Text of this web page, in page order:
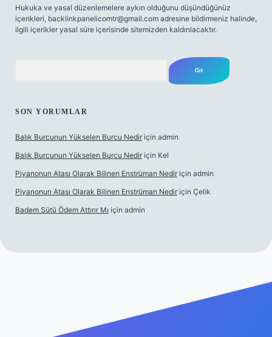
Hukuka ve yasal düzenlemelere aykırı olduğunu düşündüğünüz
içerikleri, backlinkpanelicomtr@gmail.com adresine bildirmeniz halinde,
ilgili içerikler yasal süre içerisinde sitemizden kaldırılacaktır.
SON YORUMLAR
Balık Burcunun Yükselen Burcu Nedir için admin
Balık Burcunun Yükselen Burcu Nedir için Kel
Piyanonun Atası Olarak Bilinen Enstrüman Nedir için admin
Piyanonun Atası Olarak Bilinen Enstrüman Nedir için Çelik
Badem Sütü Ödem Attırır Mı için admin